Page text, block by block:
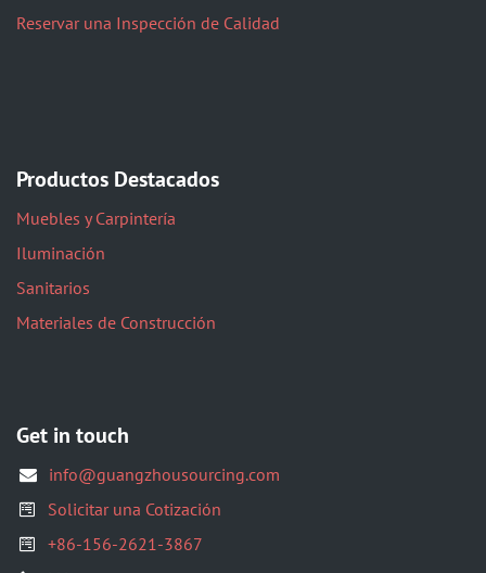
Reservar una Inspección de Calidad
Productos Destacados
Muebles y Carpintería
Iluminación
Sanitarios
Materiales de Construcción
Get in touch
info@guangzhousourcing.com
Solicitar una Cotización
+86-156-2621-3867